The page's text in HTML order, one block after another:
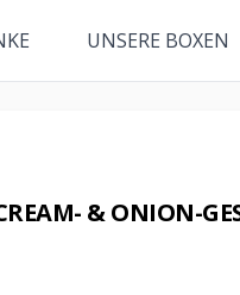
UNSERE BOXEN
& ONION-